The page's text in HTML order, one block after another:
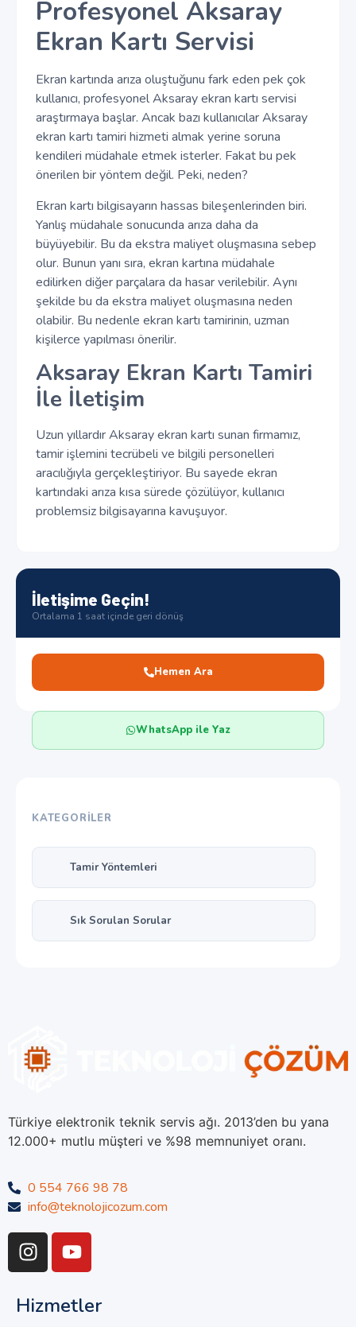
Profesyonel Aksaray
Ekran Kartı Servisi
Ekran kartında arıza oluştuğunu fark eden pek çok
kullanıcı, profesyonel Aksaray ekran kartı servisi
araştırmaya başlar. Ancak bazı kullanıcılar Aksaray
ekran kartı tamiri hizmeti almak yerine soruna
kendileri müdahale etmek isterler. Fakat bu pek
önerilen bir yöntem değil. Peki, neden?
Ekran kartı bilgisayarın hassas bileşenlerinden biri.
Yanlış müdahale sonucunda arıza daha da
büyüyebilir. Bu da ekstra maliyet oluşmasına sebep
olur. Bunun yanı sıra, ekran kartına müdahale
edilirken diğer parçalara da hasar verilebilir. Aynı
şekilde bu da ekstra maliyet oluşmasına neden
olabilir. Bu nedenle ekran kartı tamirinin, uzman
kişilerce yapılması önerilir.
Aksaray Ekran Kartı Tamiri
İle İletişim
Uzun yıllardır Aksaray ekran kartı sunan firmamız,
tamir işlemini tecrübeli ve bilgili personelleri
aracılığıyla gerçekleştiriyor. Bu sayede ekran
kartındaki arıza kısa sürede çözülüyor, kullanıcı
problemsiz bilgisayarına kavuşuyor.
İletişime Geçin!
Ortalama 1 saat içinde geri dönüş
Hemen Ara
WhatsApp ile Yaz
KATEGORILER
Tamir Yöntemleri
Sık Sorulan Sorular
Türkiye elektronik teknik servis ağı. 2013’den bu yana
12.000+ mutlu müşteri ve %98 memnuniyet oranı.
0 554 766 98 78
info@teknolojicozum.com
Hizmetler